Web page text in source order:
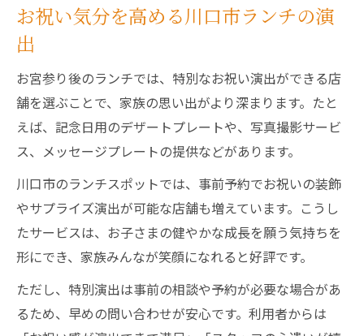
お祝い気分を高める川口市ランチの演
出
お宮参り後のランチでは、特別なお祝い演出ができる店
舗を選ぶことで、家族の思い出がより深まります。たと
えば、記念日用のデザートプレートや、写真撮影サービ
ス、メッセージプレートの提供などがあります。
川口市のランチスポットでは、事前予約でお祝いの装飾
やサプライズ演出が可能な店舗も増えています。こうし
たサービスは、お子さまの健やかな成長を願う気持ちを
形にでき、家族みんなが笑顔になれると好評です。
ただし、特別演出は事前の相談や予約が必要な場合があ
るため、早めの問い合わせが安心です。利用者からは